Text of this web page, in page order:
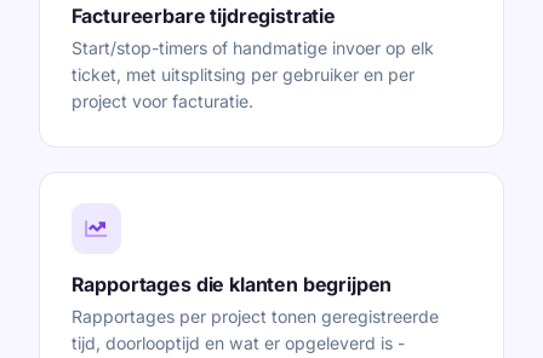
Factureerbare tijdregistratie
Start/stop-timers of handmatige invoer op elk
ticket, met uitsplitsing per gebruiker en per
project voor facturatie.
Rapportages die klanten begrijpen
Rapportages per project tonen geregistreerde
tijd, doorlooptijd en wat er opgeleverd is -